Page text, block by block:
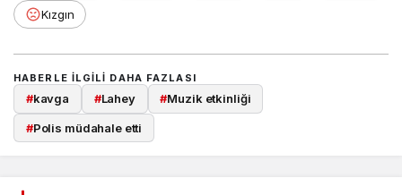
Kızgın
HABERLE ILGILI DAHA FAZLASI
#kavga #Lahey #Muzik etkinliği
#Polis müdahale etti